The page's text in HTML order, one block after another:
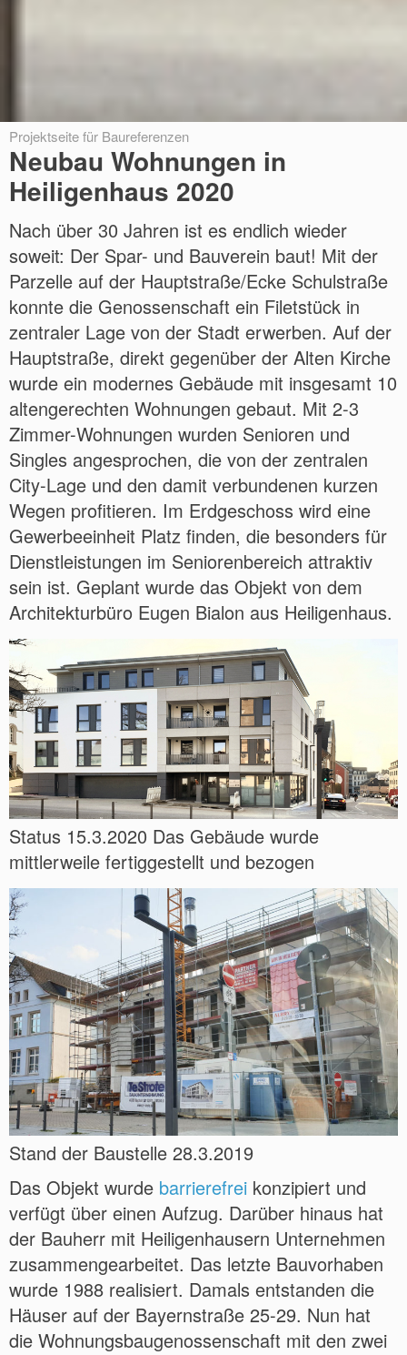
Projektseite für Baureferenzen
Neubau Wohnungen in
Heiligenhaus 2020
Nach über 30 Jahren ist es endlich wieder
soweit: Der Spar- und Bauverein baut! Mit der
Parzelle auf der Hauptstraße/Ecke Schulstraße
konnte die Genossenschaft ein Filetstück in
zentraler Lage von der Stadt erwerben. Auf der
Hauptstraße, direkt gegenüber der Alten Kirche
wurde ein modernes Gebäude mit insgesamt 10
altengerechten Wohnungen gebaut. Mit 2-3
Zimmer-Wohnungen wurden Senioren und
Singles angesprochen, die von der zentralen
City-Lage und den damit verbundenen kurzen
Wegen profitieren. Im Erdgeschoss wird eine
Gewerbeeinheit Platz finden, die besonders für
Dienstleistungen im Seniorenbereich attraktiv
sein ist. Geplant wurde das Objekt von dem
Architekturbüro Eugen Bialon aus Heiligenhaus.
Status 15.3.2020 Das Gebäude wurde
mittlerweile fertiggestellt und bezogen
Stand der Baustelle 28.3.2019
Das Objekt wurde barrierefrei konzipiert und
verfügt über einen Aufzug. Darüber hinaus hat
der Bauherr mit Heiligenhausern Unternehmen
zusammengearbeitet. Das letzte Bauvorhaben
wurde 1988 realisiert. Damals entstanden die
Häuser auf der Bayernstraße 25-29. Nun hat
die Wohnungsbaugenossenschaft mit den zwei